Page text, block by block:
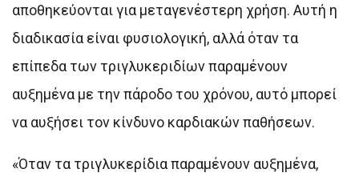
αποθηκεύονται για μεταγενέστερη χρήση. Αυτή η
διαδικασία είναι φυσιολογική, αλλά όταν τα
επίπεδα των τριγλυκεριδίων παραμένουν
αυξημένα με την πάροδο του χρόνου, αυτό μπορεί
να αυξήσει τον κίνδυνο καρδιακών παθήσεων.
«Όταν τα τριγλυκερίδια παραμένουν αυξημένα,